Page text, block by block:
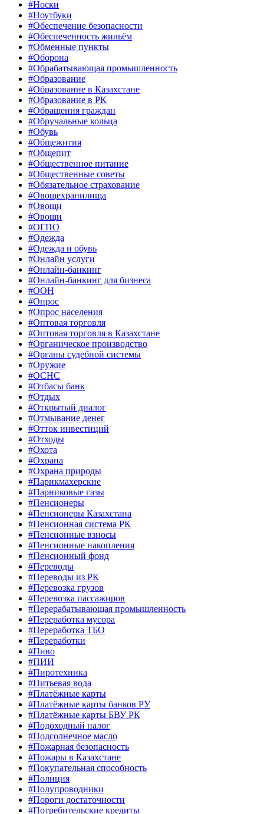
#Носки
#Ноутбуки
#Обеспечение безопасности
#Обеспеченность жильём
#Обменные пункты
#Оборона
#Обрабатывающая промышленность
#Образование
#Образование в Казахстане
#Образование в РК
#Обращения граждан
#Обручальные кольца
#Обувь
#Общежития
#Общепит
#Общественное питание
#Общественные советы
#Обязательное страхование
#Овощехранилища
#Овощи
#Овощи
#ОГПО
#Одежда
#Одежда и обувь
#Онлайн услуги
#Онлайн-банкинг
#Онлайн-банкинг для бизнеса
#ООН
#Опрос
#Опрос населения
#Оптовая торговля
#Оптовая торговля в Казахстане
#Органическое производство
#Органы судебной системы
#Оружие
#ОСНС
#Отбасы банк
#Отдых
#Открытый диалог
#Отмывание денег
#Отток инвестиций
#Отходы
#Охота
#Охрана
#Охрана природы
#Парикмахерские
#Парниковые газы
#Пенсионеры
#Пенсионеры Казахстана
#Пенсионная система РК
#Пенсионные взносы
#Пенсионные накопления
#Пенсионный фонд
#Переводы
#Переводы из РК
#Перевозка грузов
#Перевозка пассажиров
#Перерабатывающая промышленность
#Переработка мусора
#Переработка ТБО
#Переработки
#Пиво
#ПИИ
#Пиротехника
#Питьевая вода
#Платёжные карты
#Платёжные карты банков РУ
#Платёжные карты БВУ РК
#Подоходный налог
#Подсолнечное масло
#Пожарная безопасность
#Пожары в Казахстане
#Покупательная способность
#Полиция
#Полупроводники
#Пороги достаточности
#Потребительские кредиты